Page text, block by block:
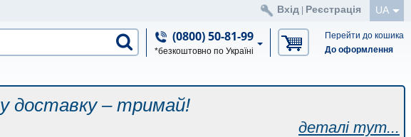
UA
Вхід Реєстрація
(0800) 50-81-99
*безкоштовно по Україні
Перейти до кошика
До оформлення
доставку – тримай!
деталі тут...